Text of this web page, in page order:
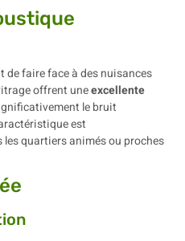
faire face à des nuisances
offrent uneexcellente
le bruit
est
quartiers animés ou proches